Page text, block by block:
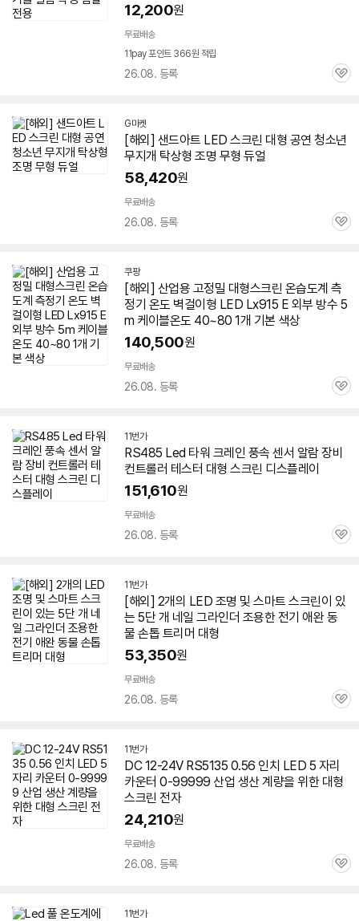
12,200원
무료배송
11pay 포인트 366원 적립
26.08. 등록
관
G마켓
[해외] 샌드아트 LED 스크린 대형 공연 청소년
무지개 탁상형 조명 무형 듀얼
58,420원
무료배송
26.08. 등록
관
쿠팡
[해외] 산업용 고정밀 대형스크린 온습도계 측
정기 온도 벽걸이형 LED Lx915 E 외부 방수 5
m 케이블온도 40~80 1개 기본 색상
140,500원
무료배송
26.08. 등록
관
11번가
RS485 Led 타워 크레인 풍속 센서 알람 장비
컨트롤러 테스터 대형 스크린 디스플레이
151,610원
무료배송
26.08. 등록
관
11번가
[해외] 2개의 LED 조명 및 스마트 스크린이 있
는 5단 개 네일 그라인더 조용한 전기 애완 동
물 손톱 트리머 대형
53,350원
무료배송
26.08. 등록
관
11번가
DC 12-24V RS5135 0.56 인치 LED 5 자리
카운터 0-99999 산업 생산 계량을 위한 대형
스크린 전자
24,210원
무료배송
26.08. 등록
관
11번가